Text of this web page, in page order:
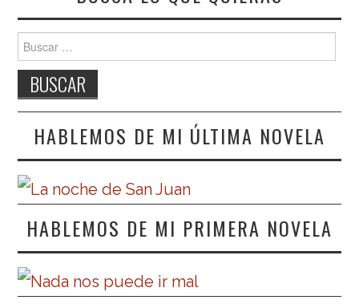
Buscar:
HABLEMOS DE MI ÚLTIMA NOVELA
HABLEMOS DE MI PRIMERA NOVELA